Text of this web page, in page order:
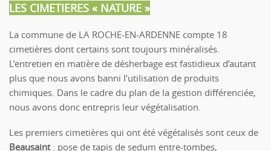
LES CIMETIERES « NATURE »
La commune de LA ROCHE-EN-ARDENNE compte 18
cimetières dont certains sont toujours minéralisés.
L’entretien en matière de désherbage est fastidieux d’autant
plus que nous avons banni l’utilisation de produits
chimiques. Dans le cadre du plan de la gestion différenciée,
nous avons donc entrepris leur végétalisation.
Les premiers cimetières qui ont été végétalisés sont ceux de
Beausaint: pose de tapis de sedum entre-tombes,